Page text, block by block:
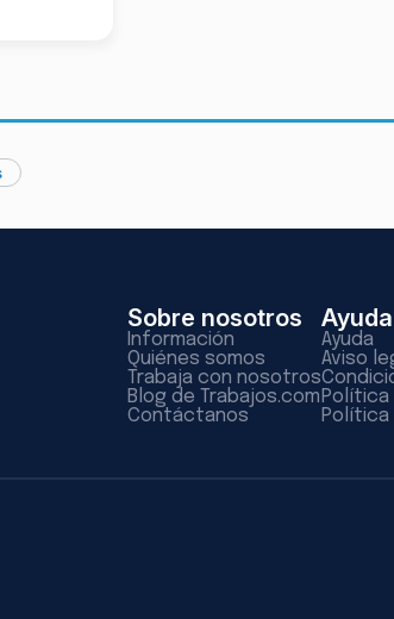
Sobre nosotros
Información
Quiénes somos
Trabaja con nosotros
Blog de Trabajos.com
Contáctanos
Ayuda
Ayuda
Aviso